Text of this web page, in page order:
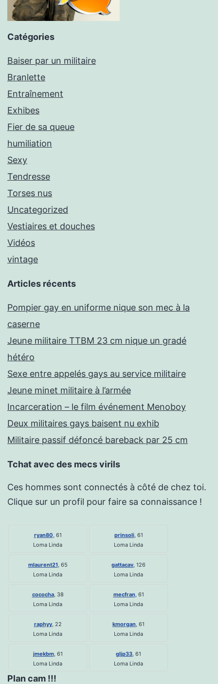
Catégories
Baiser par un militaire
Branlette
Entraînement
Exhibes
Fier de sa queue
humiliation
Sexy
Tendresse
Torses nus
Uncategorized
Vestiaires et douches
Vidéos
vintage
Articles récents
Pompier gay en uniforme nique son mec à la
caserne
Jeune militaire TTBM 23 cm nique un gradé
hétéro
Sexe entre appelés gays au service militaire
Jeune minet militaire à l’armée
Incarceration – le film événement Menoboy
Deux militaires gays baisent nu exhib
Militaire passif défoncé bareback par 25 cm
Tchat avec des mecs virils
Ces hommes sont connectés à côté de chez toi.
Clique sur un profil pour faire sa connaissance !
ryan80 , 61
Loma Linda
prinsoli, 61
Loma Linda
mlaurent21 , 65
Loma Linda
gattacav , 126
Loma Linda
cococha, 38
Loma Linda
mecfran, 61
Loma Linda
raphyy, 22
Loma Linda
kmorgan , 61
Loma Linda
jmekbm, 61
Loma Linda
gljp33 , 61
Loma Linda
Plan cam !!!